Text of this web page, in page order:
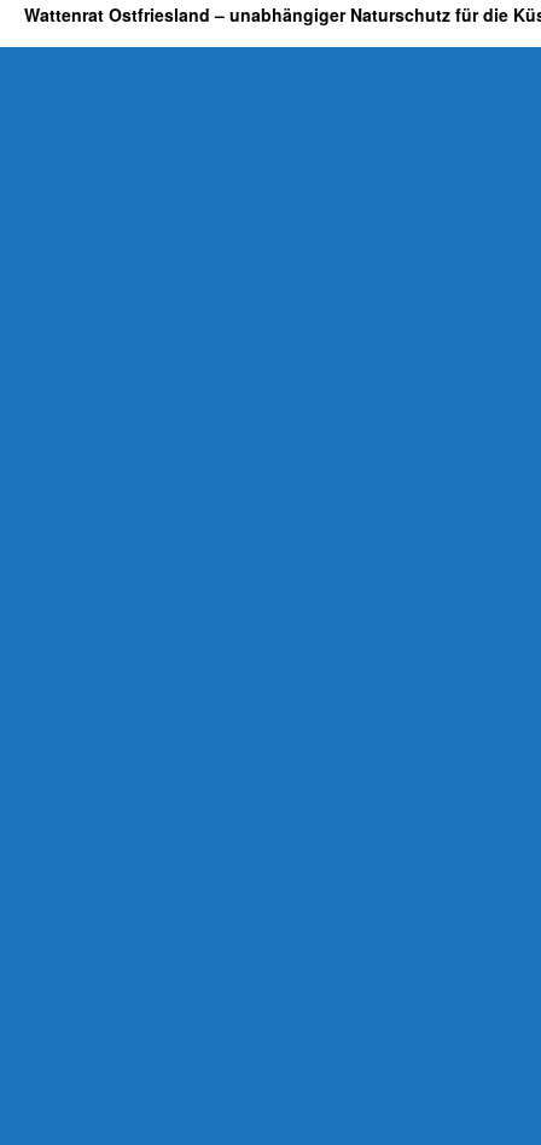
Wattenrat Ostfriesland – unabhängiger Naturschutz für die